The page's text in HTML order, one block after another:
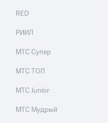
RED
РИИЛ
МТС Супер
МТС ТОП
МТС Junior
МТС Мудрый